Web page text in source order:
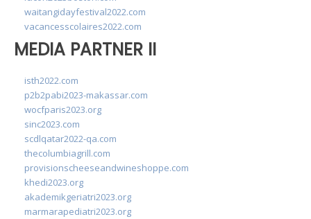
waitangidayfestival2022.com
vacancesscolaires2022.com
MEDIA PARTNER II
isth2022.com
p2b2pabi2023-makassar.com
wocfparis2023.org
sinc2023.com
scdlqatar2022-qa.com
thecolumbiagrill.com
provisionscheeseandwineshoppe.com
khedi2023.org
akademikgeriatri2023.org
marmarapediatri2023.org